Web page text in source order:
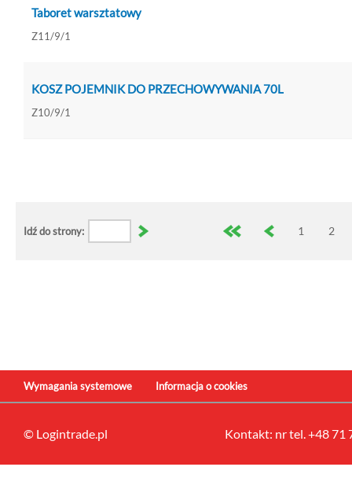
Taboret warsztatowy
Z11/9/1
KOSZ POJEMNIK DO PRZECHOWYWANIA 70L
Z10/9/1
Idź do strony: 1 2
Wymagania systemowe Informacja o cookies
© Logintrade.pl Kontakt: nr tel. +48 71